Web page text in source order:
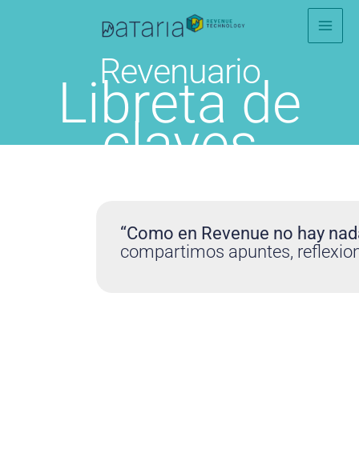
Revenuario
Libreta de
claves
“Como en Revenue no hay
compartimos apuntes,